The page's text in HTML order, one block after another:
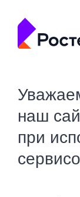
наш
при